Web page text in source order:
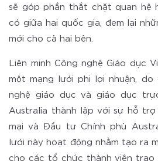
sẽ góp phần thắt chặt quan hệ
có giữa hai quốc gia, đem lại
mới cho cả hai bên.
Liên minh Công nghệ Giáo dục
một mạng lưới phi lợi nhuận,
nghệ giáo dục và giáo dục
Australia thành lập với sự hỗ trợ
mại và Đầu tư Chính phủ
lưới này hoạt động nhằm tạo ra
cho các tổ chức thành viên